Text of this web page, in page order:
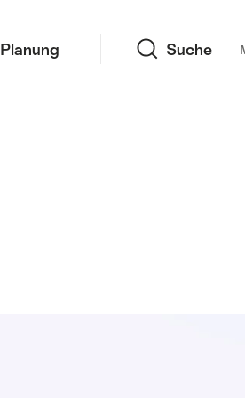
Planung Suche